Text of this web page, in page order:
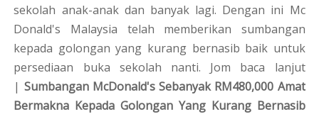
sekolah anak-anak dan banyak lagi. Dengan ini Mc
Donald's Malaysia telah memberikan sumbangan
kepada golongan yang kurang bernasib baik untuk
persediaan buka sekolah nanti. Jom baca lanjut
| Sumbangan McDonald's Sebanyak RM480,000 Amat
Bermakna Kepada Golongan Yang Kurang Bernasib